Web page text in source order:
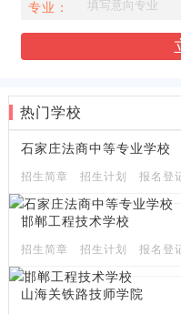
专业：
热门学校
石家庄法商中等专业学校
招生简章 招生计划 报名登
邯郸工程技术学校
招生简章 招生计划 报名登
山海关铁路技师学院